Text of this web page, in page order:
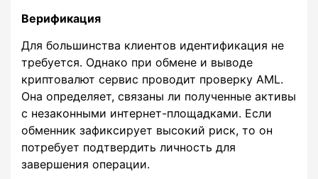
Верификация
Для большинства клиентов идентификация не
требуется. Однако при обмене и выводе
криптовалют сервис проводит проверку AML.
Она определяет, связаны ли полученные активы
с незаконными интернет-площадками. Если
обменник зафиксирует высокий риск, то он
потребует подтвердить личность для
завершения операции.